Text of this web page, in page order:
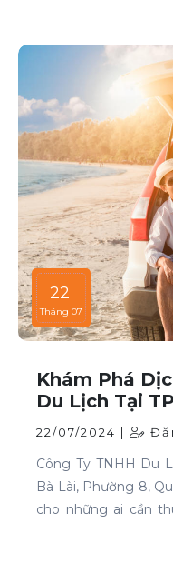
cao điểm khi thuê
một cách thông
22
Tháng 07
Khám Phá
Du Lịch Tại
22/07/2024 |
Công Ty TNHH Du
Bà Lài, Phường 8,
cho những ai cần